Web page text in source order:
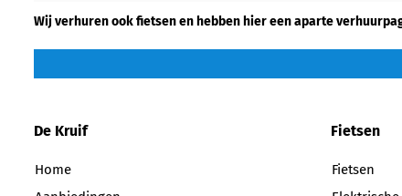
Wij verhuren ook fietsen en hebben hier een aparte
De Kruif
Home
Fietsen
Fietsen